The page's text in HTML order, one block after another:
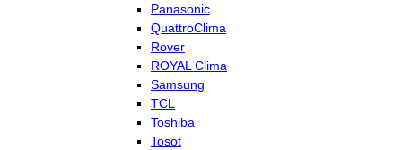
Panasonic
QuattroClima
Rover
ROYAL Clima
Samsung
TCL
Toshiba
Tosot